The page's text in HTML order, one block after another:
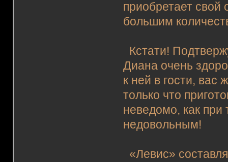
приобретает свой
большим
Кстати!
Диана очень
к ней в гости,
только что
неведомо, как
недовольным!
«Левис»